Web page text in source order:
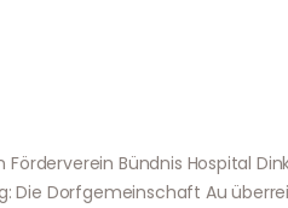
Bündnis Hospital
Die Dorfgemeinschaft Au